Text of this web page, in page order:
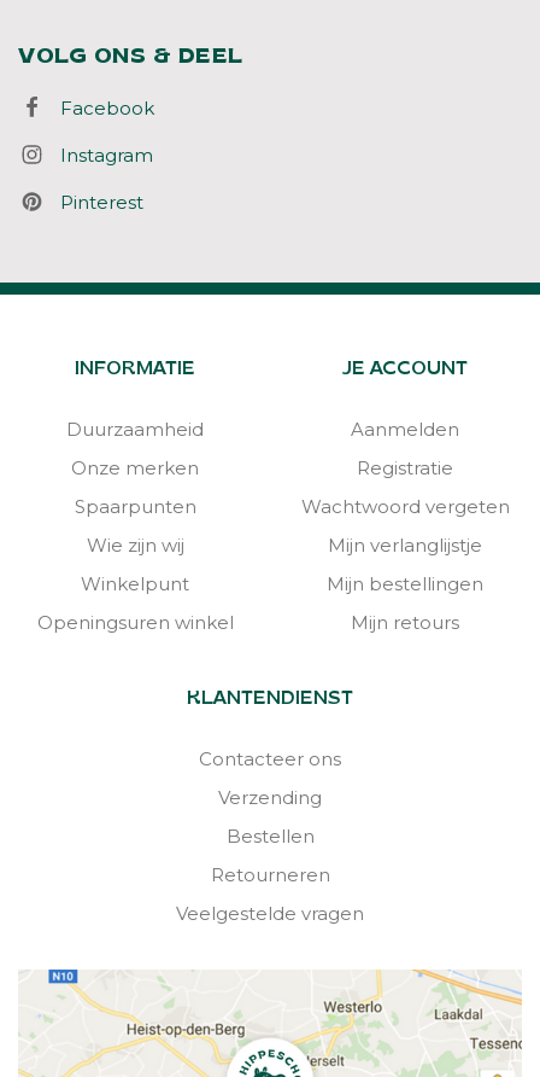
VOLG ONS & DEEL
Facebook
Instagram
Pinterest
INFORMATIE
Duurzaamheid
Onze merken
Spaarpunten
Wie zijn wij
Winkelpunt
Openingsuren winkel
JE ACCOUNT
Aanmelden
Registratie
Wachtwoord vergeten
Mijn verlanglijstje
Mijn bestellingen
Mijn retours
KLANTENDIENST
Contacteer ons
Verzending
Bestellen
Retourneren
Veelgestelde vragen